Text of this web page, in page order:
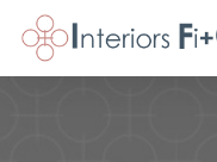
Skip